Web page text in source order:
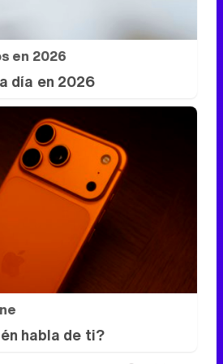
en 2026
día en 2026
habla de ti?